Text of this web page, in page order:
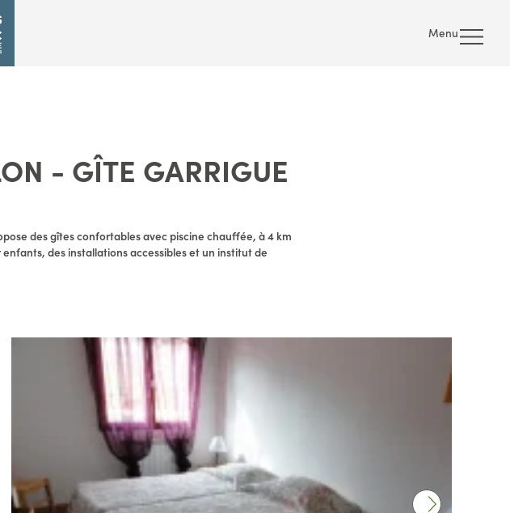
Menu
- GÎTE GARRIGUE
des gîtes confortables avec piscine chauffée, à 4 km
des installations accessibles et un institut de